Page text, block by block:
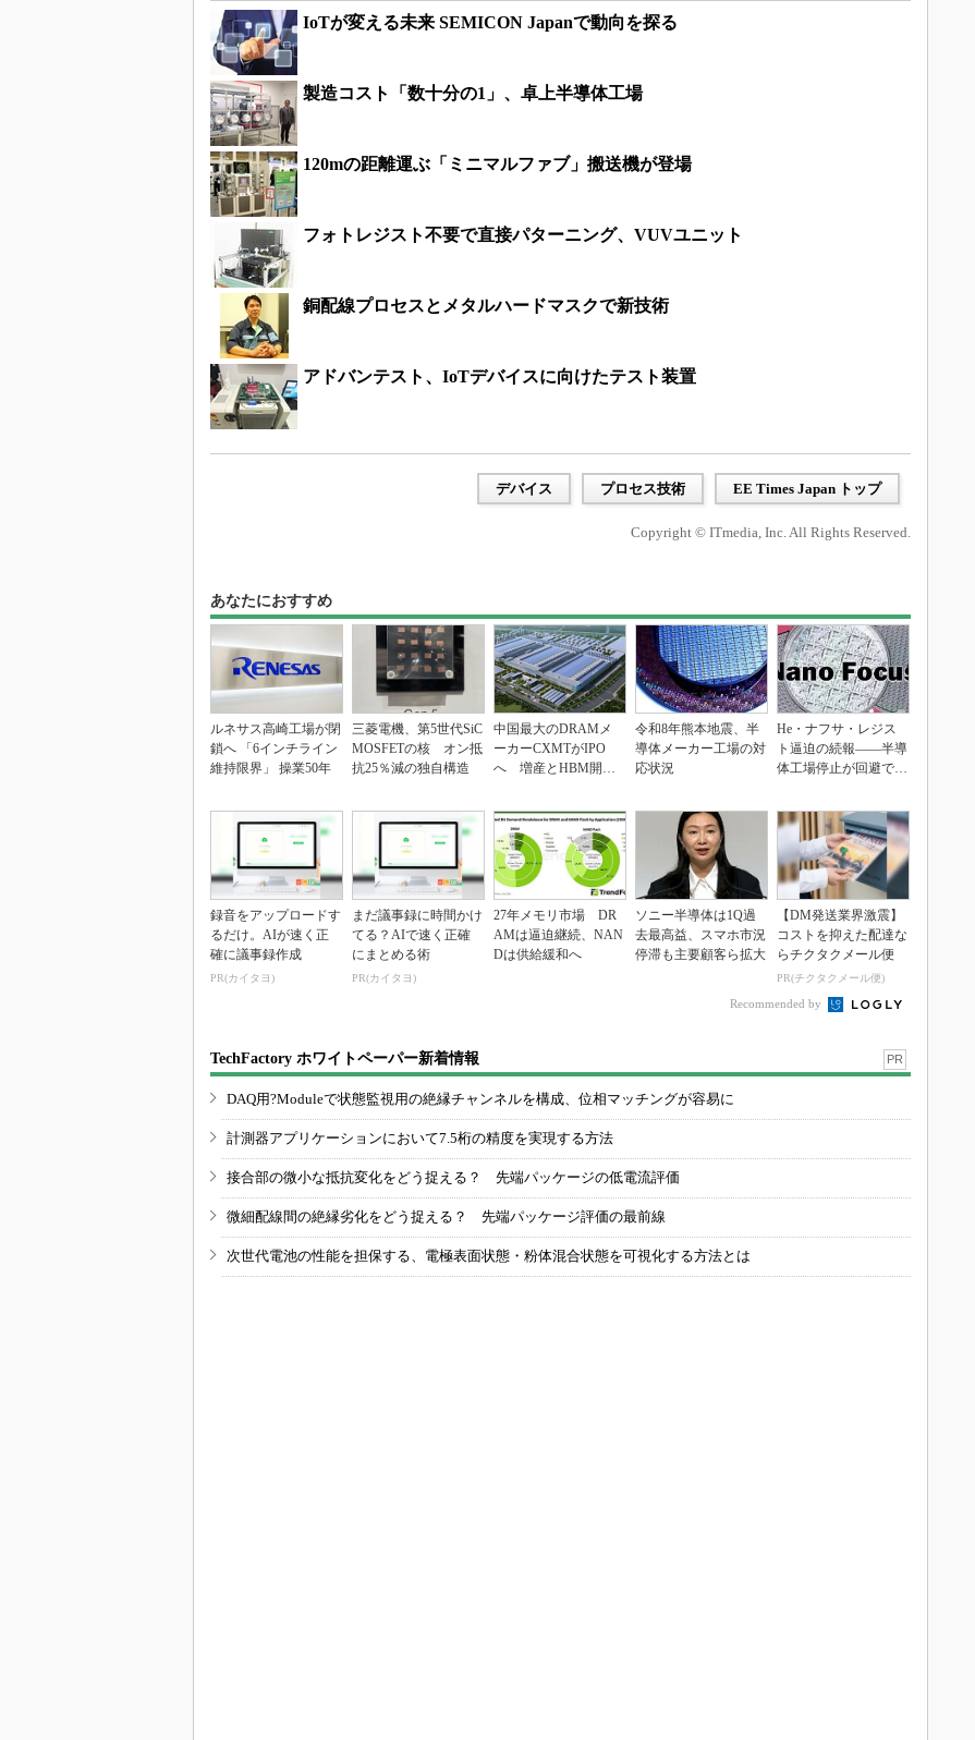
IoTが変える未来 SEMICON Japanで動向を探る
製造コスト「数十分の1」、卓上半導体工場
120mの距離運ぶ「ミニマルファブ」搬送機が登場
フォトレジスト不要で直接パターニング、VUVユニット
銅配線プロセスとメタルハードマスクで新技術
アドバンテスト、IoTデバイスに向けたテスト装置
デバイス プロセス技術 EE Times Japan トップ
Copyright © ITmedia, Inc. All Rights Reserved.
あなたにおすすめ
ルネサス高崎工場が閉
鎖へ 「6インチライン
維持限界」 操業50年
三菱電機、第5世代SiC
MOSFETの核 オン抵
抗25％減の独自構造
中国最大のDRAMメ
ーカーCXMTがIPO
へ 増産とHBM開発
令和8年熊本地震、半
導体メーカー工場の対
応状況
He・ナフサ・レジス
ト逼迫の続報――半導
体工場停止が回避でき
録音をアップロードす
るだけ。AIが速く正
確に議事録作成
PR(カイタヨ)
まだ議事録に時間かけ
てる？AIで速く正確
にまとめる術
PR(カイタヨ)
27年メモリ市場 DR
AMは逼迫継続、NAN
Dは供給緩和へ
ソニー半導体は1Q過
去最高益、スマホ市況
停滞も主要顧客ら拡大
【DM発送業界激震】
コストを抑えた配達な
らチクタクメール便
PR(チクタクメール便)
Recommended by
TechFactory ホワイトペーパー新着情報 PR
DAQ用?Moduleで状態監視用の絶縁チャンネルを構成、位相マッチングが容易に
計測器アプリケーションにおいて7.5桁の精度を実現する方法
接合部の微小な抵抗変化をどう捉える？ 先端パッケージの低電流評価
微細配線間の絶縁劣化をどう捉える？ 先端パッケージ評価の最前線
次世代電池の性能を担保する、電極表面状態・粉体混合状態を可視化する方法とは